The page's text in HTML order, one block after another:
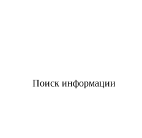
Поиск информации